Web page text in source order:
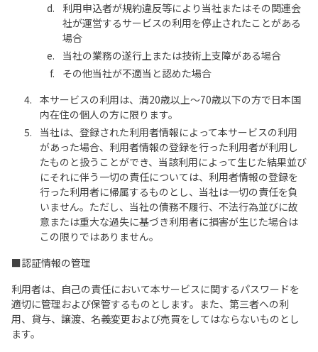
利用申込者が規約違反等により当社またはその関連会
社が運営するサービスの利用を停止されたことがある
場合
当社の業務の遂行上または技術上支障がある場合
その他当社が不適当と認めた場合
本サービスの利用は、満20歳以上～70歳以下の方で日本国
内在住の個人の方に限ります。
当社は、登録された利用者情報によって本サービスの利用
があった場合、利用者情報の登録を行った利用者が利用し
たものと扱うことができ、当該利用によって生じた結果並び
にそれに伴う一切の責任については、利用者情報の登録を
行った利用者に帰属するものとし、当社は一切の責任を負
いません。ただし、当社の債務不履行、不法行為並びに故
意または重大な過失に基づき利用者に損害が生じた場合は
この限りではありません。
■認証情報の管理
利用者は、自己の責任において本サービスに関するパスワードを
適切に管理および保管するものとします。また、第三者への利
用、貸与、譲渡、名義変更および売買をしてはならないものとし
ます。